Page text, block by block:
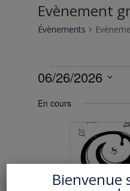
Evènement
Évènements
Évènements
for
vendredi
06/26/2026
une
En cours
Bienvenue